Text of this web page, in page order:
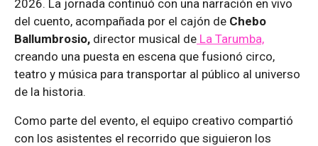
2026. La jornada continuó con una narración en vivo
del cuento, acompañada por el cajón de Chebo
Ballumbrosio, director musical de La Tarumba,
creando una puesta en escena que fusionó circo,
teatro y música para transportar al público al universo
de la historia.
Como parte del evento, el equipo creativo compartió
con los asistentes el recorrido que siguieron los